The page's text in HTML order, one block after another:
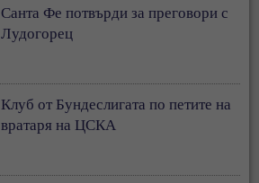
Санта Фе потвърди за преговори с
Лудогорец
Клуб от Бундеслигата по петите на
вратаря на ЦСКА